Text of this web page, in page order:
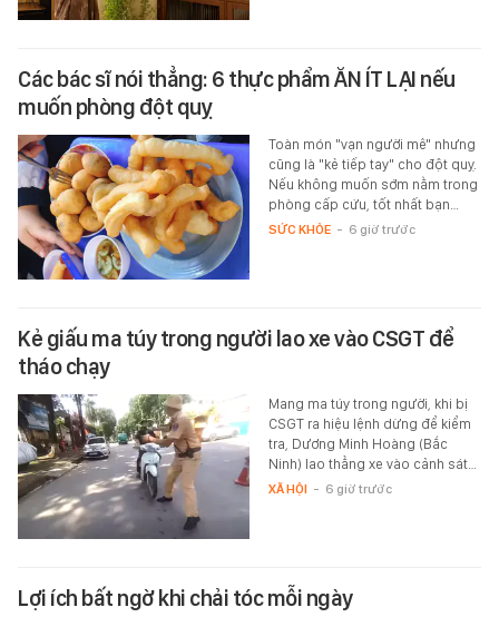
Các bác sĩ nói thẳng: 6 thực phẩm ĂN ÍT LẠI nếu
muốn phòng đột quỵ
Toàn món "vạn người mê" nhưng
cũng là "kẻ tiếp tay" cho đột quỵ.
Nếu không muốn sớm nằm trong
phòng cấp cứu, tốt nhất bạn…
SỨC KHỎE - 6 giờ trước
Kẻ giấu ma túy trong người lao xe vào CSGT để
tháo chạy
Mang ma túy trong người, khi bị
CSGT ra hiệu lệnh dừng để kiểm
tra, Dương Minh Hoàng (Bắc
Ninh) lao thẳng xe vào cảnh sát…
XÃ HỘI - 6 giờ trước
Lợi ích bất ngờ khi chải tóc mỗi ngày